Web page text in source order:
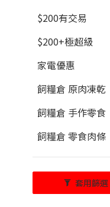
$200有交易
$200+極超級
家電優惠
飼糧倉 原肉凍乾
飼糧倉 手作零食
飼糧倉 零食肉條
套用篩選